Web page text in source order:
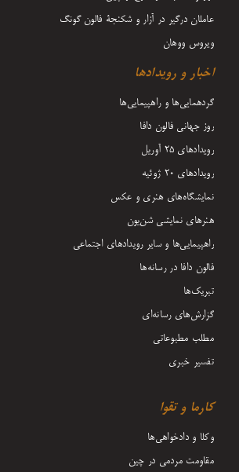
عاملان درگیر در آزار و شکنجۀ فالون گونگ
ویروس ووهان
اخبار و رویدادها
گردهمایی‌ها و راهپیمایی‌ها
روز جهانی فالون دافا
رویدادهای ۲۵ آوریل
رویدادهای ۲۰ ژوئیه
نمایشگاه‌های هنری و عکس
هنرهای نمایشی شن‌یون
راهپیمایی‌ها و سایر رویدادهای اجتماعی
فالون دافا در رسانه‌ها
تبریک‌ها
گزارش‌های رسانه‌ای
مطلب مطبوعاتی
تفسیر خبری
کارما و تقوا
وکلا و دادخواهی‌ها
مقاومت مردمی در چین